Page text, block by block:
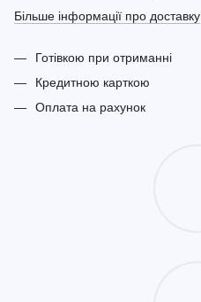
Більше інформації про доставку
Готівкою при отриманні
Кредитною карткою
Оплата на рахунок